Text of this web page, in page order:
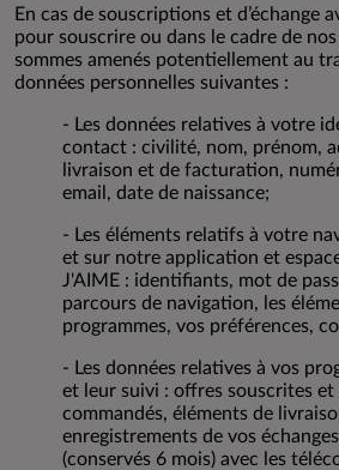
En cas de souscriptions et d’échange
pour souscrire ou dans le cadre de
sommes amenés potentiellement au
données personnelles suivantes :
- Les données relatives à votre
contact : civilité, nom, prénom,
livraison et de facturation,
email, date de naissance;
- Les éléments relatifs à votre
et sur notre application et
J'AIME : identifiants, mot de
parcours de navigation, les
programmes, vos préférences,
- Les données relatives à vos
et leur suivi : offres souscrites et
commandés, éléments de
enregistrements de vos
(conservés 6 mois) avec les